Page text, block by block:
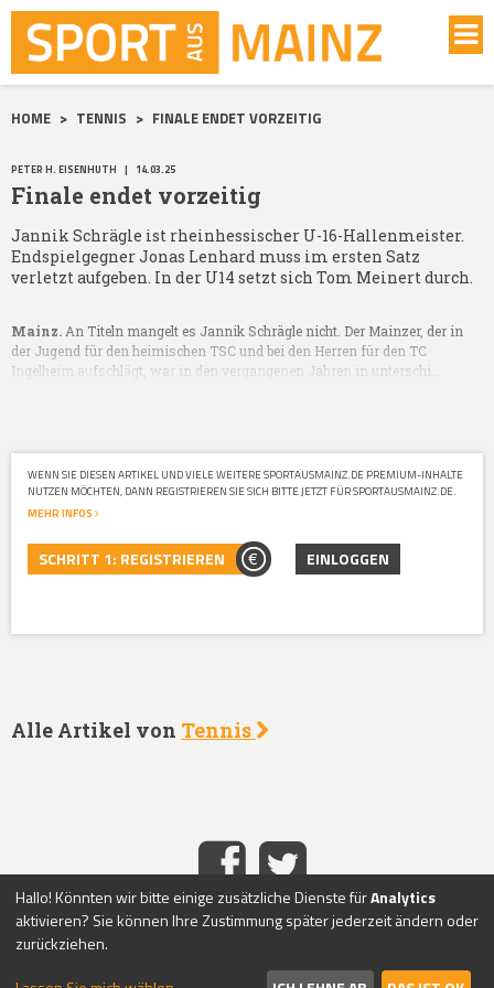
HOME > TENNIS > FINALE ENDET VORZEITIG
PETER H. EISENHUTH | 14.03.25
Finale endet vorzeitig
Jannik Schrägle ist rheinhessischer U-16-Hallenmeister.
Endspielgegner Jonas Lenhard muss im ersten Satz
verletzt aufgeben. In der U14 setzt sich Tom Meinert durch.
Mainz. An Titeln mangelt es Jannik Schrägle nicht. Der Mainzer, der in
der Jugend für den heimischen TSC und bei den Herren für den TC
Ingelheim aufschlägt, war in den vergangenen Jahren in unterschi…
WENN SIE DIESEN ARTIKEL UND VIELE WEITERE SPORTAUSMAINZ.DE PREMIUM-INHALTE
NUTZEN MÖCHTEN, DANN REGISTRIEREN SIE SICH BITTE JETZT FÜR SPORTAUSMAINZ.DE.
MEHR INFOS
SCHRITT 1: REGISTRIEREN EINLOGGEN
Alle Artikel von Tennis
HOME IMPRESSUM DATENSCHUTZ KONTAKT
ABO-
SERVICE | ÜBER UNS
Hallo! Könnten wir bitte einige zusätzliche Dienste fürAnalytics
aktivieren? Sie können Ihre Zustimmung später jederzeit ändern oder
zurückziehen.